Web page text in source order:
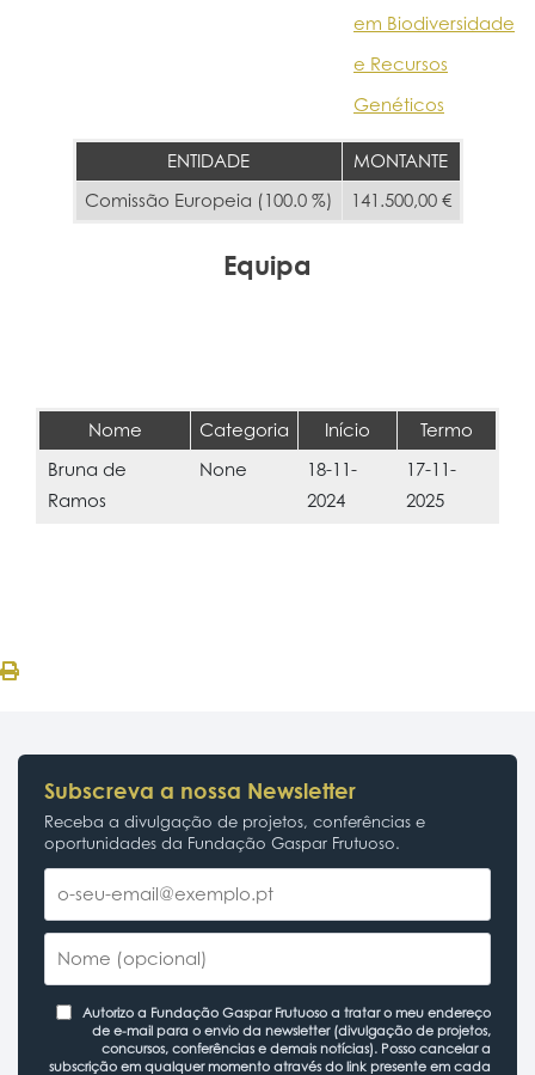
em Biodiversidade
e Recursos
Genéticos
ENTIDADE
MONTANTE
Comissão Europeia (100.0 %)
141.500,00 €
Equipa
Nome Categoria Início
Termo
Bruna de
Ramos
None
18-11-
2024
17-11-
2025
Subscreva a nossa Newsletter
Receba a divulgação de projetos, conferências e
oportunidades da Fundação Gaspar Frutuoso.
Autorizo a Fundação Gaspar Frutuoso a tratar o meu endereço
de e-mail para o envio da newsletter (divulgação de projetos,
concursos, conferências e demais notícias). Posso cancelar a
subscrição em qualquer momento através do link presente em cada